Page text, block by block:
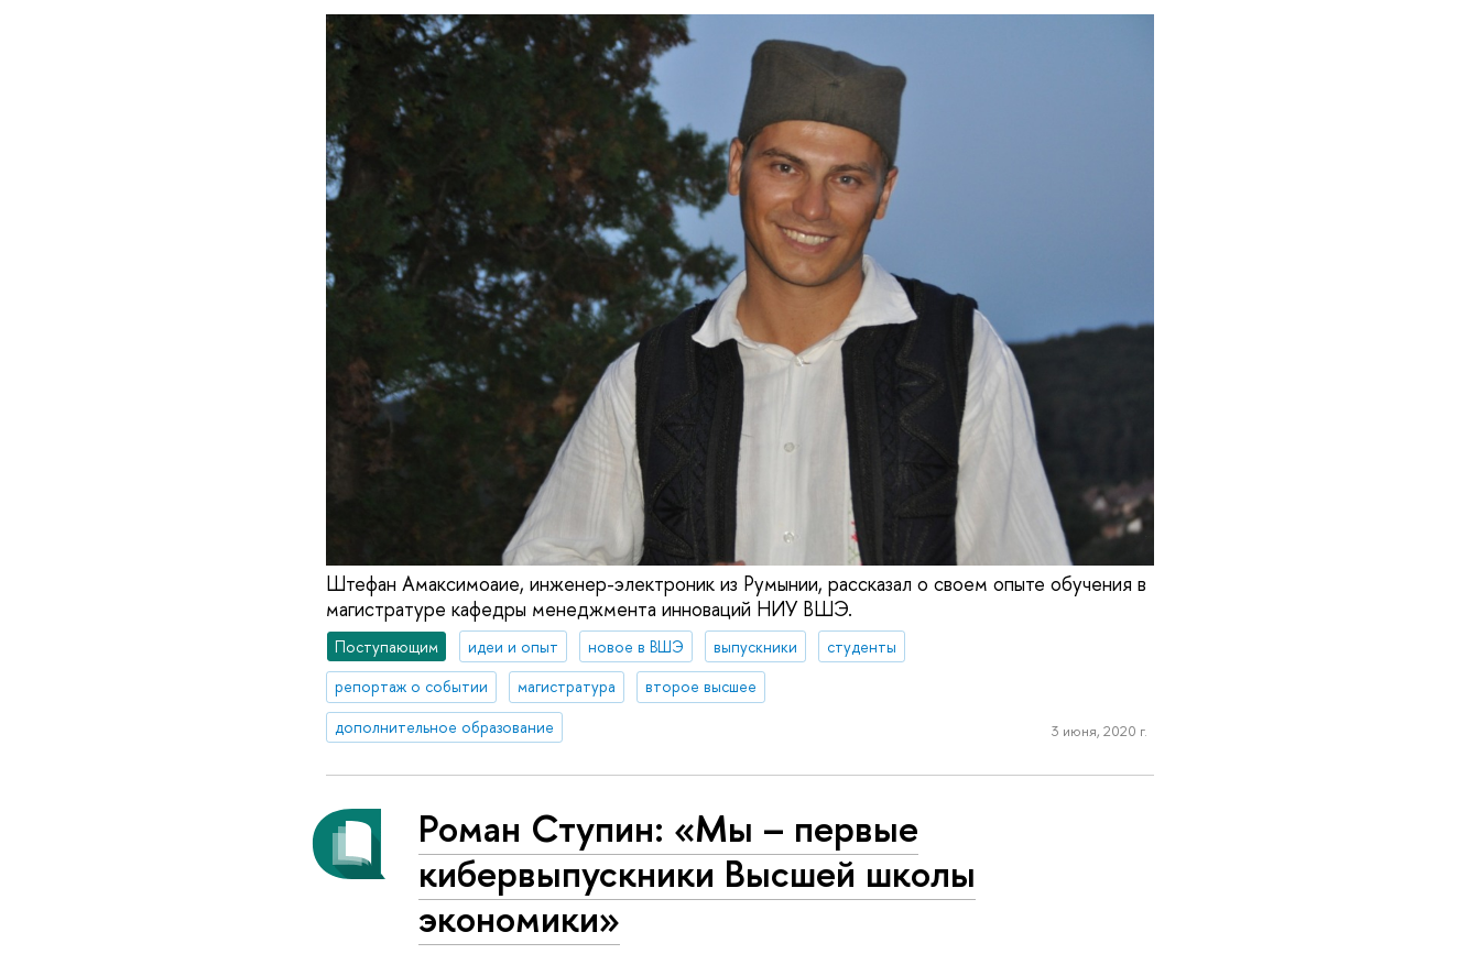
Штефан Амаксимоаие, инженер-электроник из Румынии, рассказал о своем опыте обучения в
магистратуре кафедры менеджмента инноваций НИУ ВШЭ.
Поступающим идеи и опыт новое в ВШЭ выпускники
студенты
репортаж о событии
магистратура
второе высшее
дополнительное образование
3 июня, 2020 г.
Роман Ступин: «Мы – первые
кибервыпускники Высшей школы
экономики»